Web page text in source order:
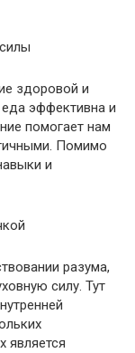
здоровой и
еда эффективна и
помогает нам
Помимо
и
разума,
силу. Тут
является